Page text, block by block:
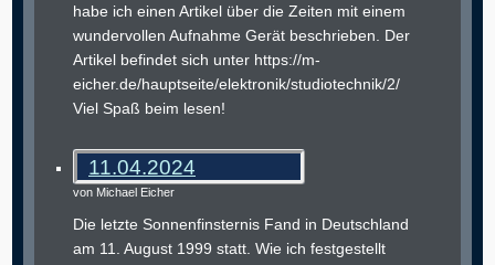
habe ich einen Artikel über die Zeiten mit einem
wundervollen Aufnahme Gerät beschrieben. Der
Artikel befindet sich unter https://m-
eicher.de/hauptseite/elektronik/studiotechnik/2/
Viel Spaß beim lesen!
11.04.2024
von Michael Eicher
Die letzte Sonnenfinsternis Fand in Deutschland
am 11. August 1999 statt. Wie ich festgestellt